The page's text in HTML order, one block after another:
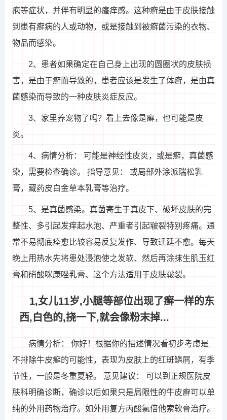
疱等症状，并伴有明显的瘙痒感。这种癣是由于皮肤接触
到患有癣病的人或动物，或是接触到被癣菌污染的衣物、
物品而感染。
2、患者如果确定在自己身上出现的圆圈状的皮肤损
害，是由于癣而导致的，患者应该是发生了体癣，是由真
菌感染而导致的一种皮肤炎症反应。
3、家里养宠物了吗？看上去像是癣，也可能是皮
炎。
4、病情分析： 可能是神经性皮炎，或是癣，真菌感
染，需要检查确诊。 指导意见： 或局部外涂派瑞松乳
膏，藏药皮白金草本乳膏等治疗。
5、是真菌感染。真菌寄生于真皮下、破坏皮肤的完
整性、多引起发痒起水泡、严重者引起皲裂特别疼痛。通
常不易彻底痊愈比较容易反复发作、导致迁延不愈。每天
晚上用热水先将患处浸泡使之发软、然后再涂抹生肌玉红
膏和硝酸咪康唑乳膏、这个方法适用于皮肤皲裂。
1,女儿11岁,小腿等部位出现了癣一样的东
西,白色的,挠一下,就会像粉末掉...
病情分析： 你好！根据你的描述情况看初步考虑是
不排除牛皮癣的可能性，表现为皮肤上的红斑鳞屑，有季
节性，一般是冬重夏轻。 意见建议： 可以到正规医院皮
肤科明确诊断，确诊以后如果只是局限性的牛皮癣可以单
纯的外用药物治疗。如外用复方丙酸氯倍他索软膏治疗。